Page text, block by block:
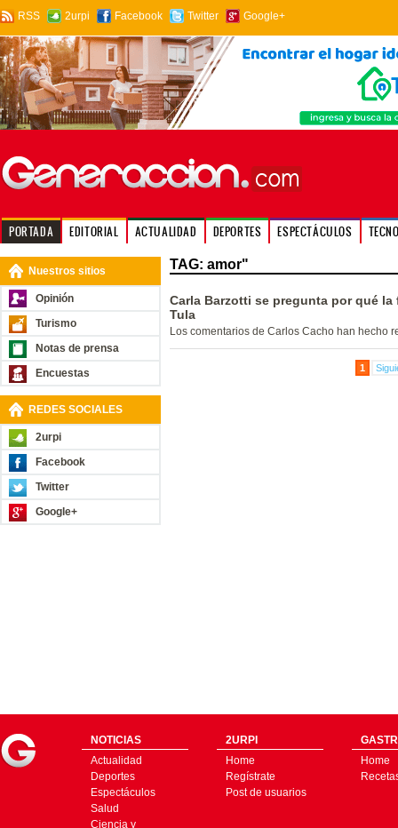
RSS 2urpi Facebook Twitter Google+
PORTADA EDITORIAL ACTUALIDAD DEPORTES ESPECTÁCULOS
Nuestros sitios
Opinión
Turismo
Notas de prensa
Encuestas
REDES SOCIALES
2urpi
Facebook
Twitter
Google+
TAG: amor"
Carla Barzotti se pregunta por qué
Tula
Los comentarios de Carlos Cacho han hecho
1
NOTICIAS
Actualidad
Deportes
Espectáculos
Salud
Ciencia y
2URPI
Home
Regístrate
Post de usuarios
Home